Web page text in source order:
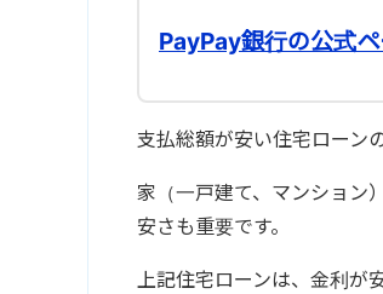
PayPay銀行の公式
支払総額が安い住宅ローン
家（一戸建て、マンション
安さも重要です。
上記住宅ローンは、金利が